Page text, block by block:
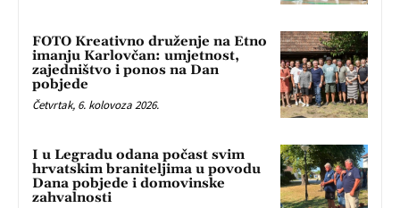
FOTO Kreativno druženje na Etno
imanju Karlovčan: umjetnost,
zajedništvo i ponos na Dan
pobjede
Četvrtak, 6. kolovoza 2026.
I u Legradu odana počast svim
hrvatskim braniteljima u povodu
Dana pobjede i domovinske
zahvalnosti